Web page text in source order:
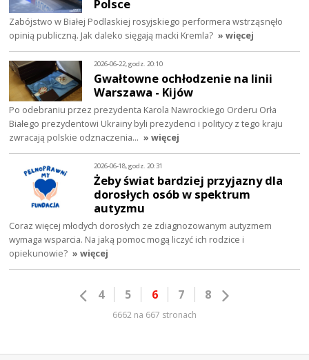
Polsce
Zabójstwo w Białej Podlaskiej rosyjskiego performera wstrząsnęło
opinią publiczną. Jak daleko sięgają macki Kremla? » więcej
2026-06-22, godz. 20:10
Gwałtowne ochłodzenie na linii
Warszawa - Kijów
Po odebraniu przez prezydenta Karola Nawrockiego Orderu Orła
Białego prezydentowi Ukrainy byli prezydenci i politycy z tego kraju
zwracają polskie odznaczenia… » więcej
2026-06-18, godz. 20:31
Żeby świat bardziej przyjazny dla
dorosłych osób w spektrum
autyzmu
Coraz więcej młodych dorosłych ze zdiagnozowanym autyzmem
wymaga wsparcia. Na jaką pomoc mogą liczyć ich rodzice i
opiekunowie? » więcej
4 5 6 7 8
6662 na 667 stronach